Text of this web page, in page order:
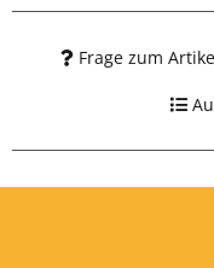
Frage zum